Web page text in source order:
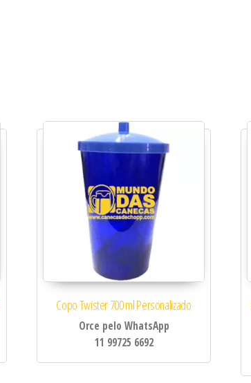
Copo Twister 700 ml Personalizado
Orce pelo WhatsApp
11 99725 6692